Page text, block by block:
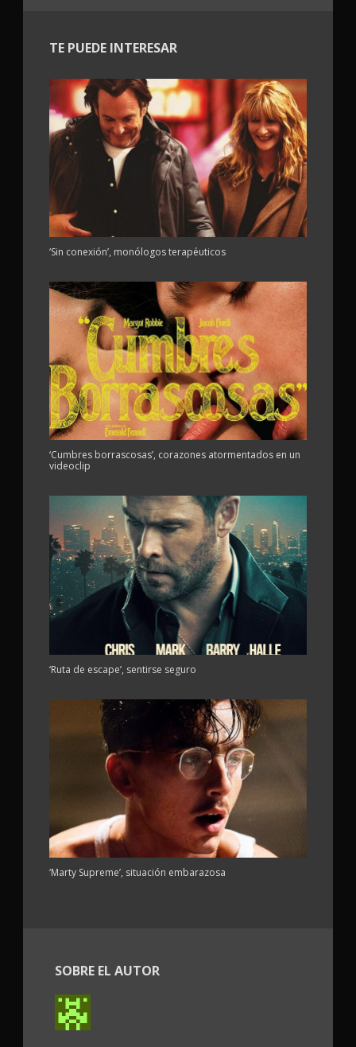
TE PUEDE INTERESAR
‘Sin conexión’, monólogos terapéuticos
‘Cumbres borrascosas’, corazones atormentados en un
videoclip
‘Ruta de escape’, sentirse seguro
‘Marty Supreme’, situación embarazosa
SOBRE EL AUTOR